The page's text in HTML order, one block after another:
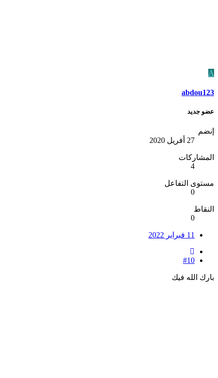
A
abdou123
عضو جديد
إنضم
27 أفريل 2020
المشاركات
4
مستوى التفاعل
0
النقاط
0
11 فبراير 2022
#10
بارك الله فيك